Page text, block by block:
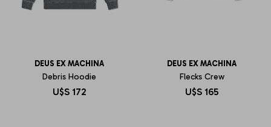
DEUS EX MACHINA
Debris Hoodie
U$S 172
DEUS EX MACHINA
Flecks Crew
U$S 165